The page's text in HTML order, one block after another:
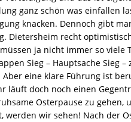
ganz schön was einfallen
knacken. Dennoch gibt
Dietersheim recht
ja nicht immer so viele
Sieg – Hauptsache Sieg
eine klare Führung ist
läuft doch noch einen
Osterpause zu gehen,
werden wir sehen! Nach der